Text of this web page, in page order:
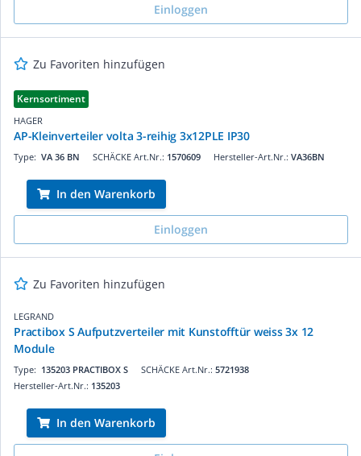
Einloggen
Zu Favoriten hinzufügen
Kernsortiment
HAGER
AP-Kleinverteiler volta 3-reihig 3x12PLE IP30
SCHÄCKE Art.Nr.: 1570609
Type: VA 36 BN Hersteller-Art.Nr.: VA36BN
In den Warenkorb
Einloggen
Zu Favoriten hinzufügen
LEGRAND
Practibox S Aufputzverteiler mit Kunstofftür weiss 3x 12
Module
SCHÄCKE Art.Nr.: 5721938
Type: 135203 PRACTIBOX S
Hersteller-Art.Nr.: 135203
In den Warenkorb